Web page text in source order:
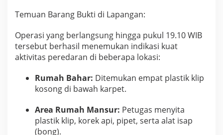
Temuan Barang Bukti di Lapangan:
Operasi yang berlangsung hingga pukul 19.10 WIB
tersebut berhasil menemukan indikasi kuat
aktivitas peredaran di beberapa lokasi:
Rumah Bahar: Ditemukan empat plastik klip
kosong di bawah karpet.
Area Rumah Mansur: Petugas menyita
plastik klip, korek api, pipet, serta alat isap
(bong).